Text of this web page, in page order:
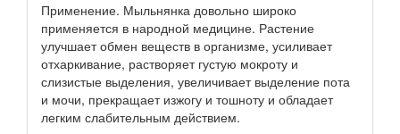
Применение. Мыльнянка довольно широко
применяется в народной медицине. Растение
улучшает обмен веществ в организме, усиливает
отхаркивание, растворяет густую мокроту и
слизистые выделения, увеличивает выделение пота
и мочи, прекращает изжогу и тошноту и обладает
легким слабительным действием.